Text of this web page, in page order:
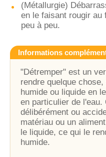
(Métallurgie)
en le faisant rougir au
peu à peu.
Informations
"Détremper" est un
rendre quelque
humide ou liquide en
en particulier de l'eau.
délibérément ou
matériau ou un
le liquide, ce qui le
humide.